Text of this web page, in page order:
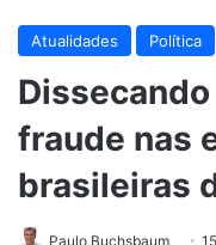
Atualidades Política
fraude nas
brasileiras
Paulo Buchsbaum